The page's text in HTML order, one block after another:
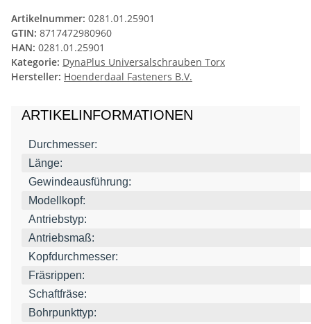
Artikelnummer: 0281.01.25901
GTIN: 8717472980960
HAN: 0281.01.25901
Kategorie: DynaPlus Universalschrauben Torx
Hersteller: Hoenderdaal Fasteners B.V.
ARTIKELINFORMATIONEN
Durchmesser:
Länge:
Gewindeausführung:
Modellkopf:
Antriebstyp:
Antriebsmaß:
Kopfdurchmesser:
Fräsrippen:
Schaftfräse:
Bohrpunkttyp: